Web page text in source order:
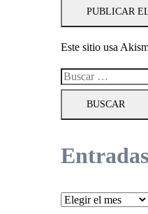
Este sitio usa
Buscar:
Entradas